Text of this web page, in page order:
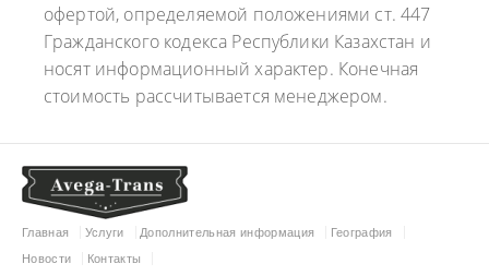
офертой, определяемой положениями ст. 447
Гражданского кодекса Республики Казахстан и
носят информационный характер. Конечная
стоимость рассчитывается менеджером.
Главная Услуги Дополнительная информация
География
Новости
Контакты